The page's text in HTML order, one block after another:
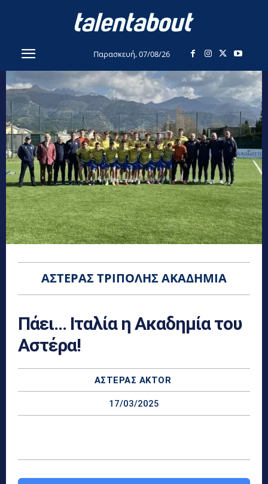
Παρασκευή, 07/08/26
ΑΣΤΈΡΑΣ ΤΡΊΠΟΛΗΣ ΑΚΑΔΗΜΊΑ
Πάει… Ιταλία η Ακαδημία του
Αστέρα!
ΑΣΤΈΡΑΣ AKTOR
17/03/2025